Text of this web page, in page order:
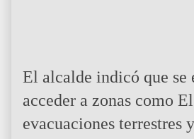
El alcalde indicó que se
acceder a zonas como
evacuaciones terrestres